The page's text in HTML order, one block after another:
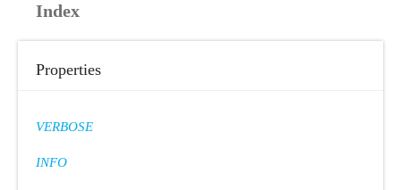
Index
Properties
VERBOSE
INFO